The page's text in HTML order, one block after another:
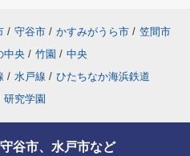
/ 守谷市 / かすみがうら市 / 笠間市
中央 / 竹園 / 中央
/ 水戸線 / ひたちなか海浜鉄道
研究学園
谷市、水戸市など